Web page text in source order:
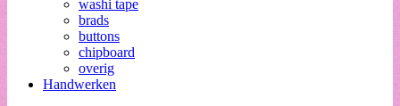
washi tape
brads
buttons
chipboard
overig
Handwerken